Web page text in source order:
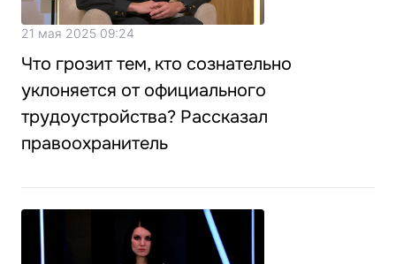
21 мая 2025 09:24
Что грозит тем, кто сознательно
уклоняется от официального
трудоустройства? Рассказал
правоохранитель